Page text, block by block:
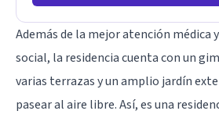
Además de la mejor atención médica
social, la residencia cuenta con un
varias terrazas y un amplio jardín
pasear al aire libre. Así, es una